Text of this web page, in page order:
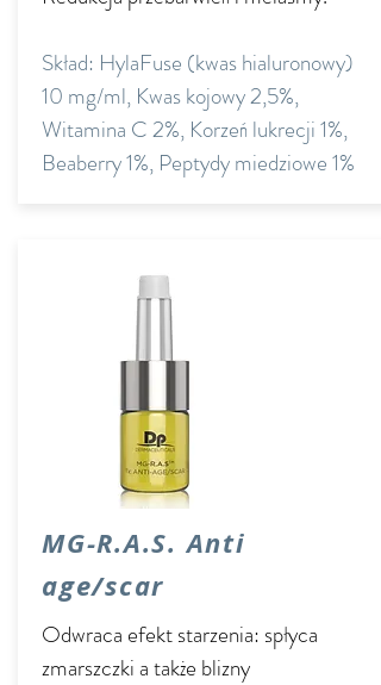
Skład: HylaFuse (kwas hialuronowy)
10 mg/ml, Kwas kojowy 2,5%,
Witamina C 2%, Korzeń lukrecji 1%,
Beaberry 1%, Peptydy miedziowe 1%
MG-R.A.S. Anti
age/scar
Odwraca efekt starzenia: spłyca
zmarszczki a także blizny